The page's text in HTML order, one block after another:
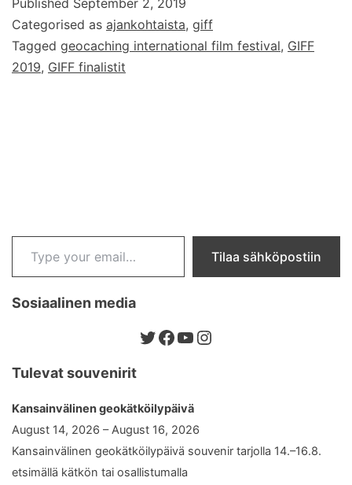
GIFF-
finalistit
ovat…
Published September 2, 2019
Categorised as ajankohtaista, giff
Tagged geocaching international film festival, GIFF
2019, GIFF finalistit
Type your email…
Tilaa sähköpostiin
Sosiaalinen media
Twitter
Facebook
YouTube
Instagram
Tulevat souvenirit
Kansainvälinen geokätköilypäivä
August 14, 2026 – August 16, 2026
Kansainvälinen geokätköilypäivä souvenir tarjolla 14.–16.8.
etsimällä kätkön tai osallistumalla